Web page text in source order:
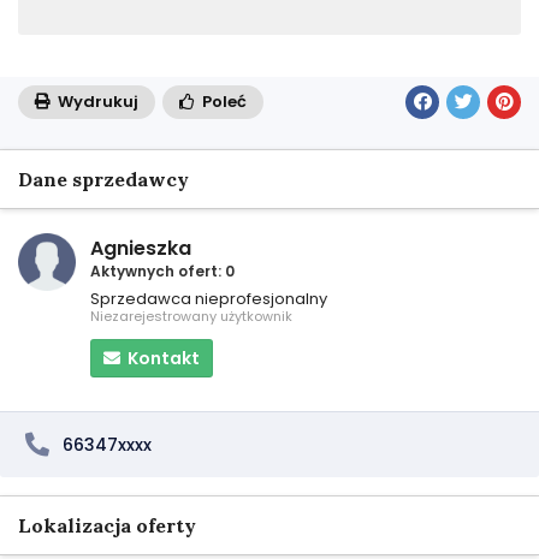
Wydrukuj Poleć
Dane sprzedawcy
Agnieszka
Aktywnych ofert: 0
Sprzedawca nieprofesjonalny
Niezarejestrowany użytkownik
Kontakt
66347xxxx
Lokalizacja oferty